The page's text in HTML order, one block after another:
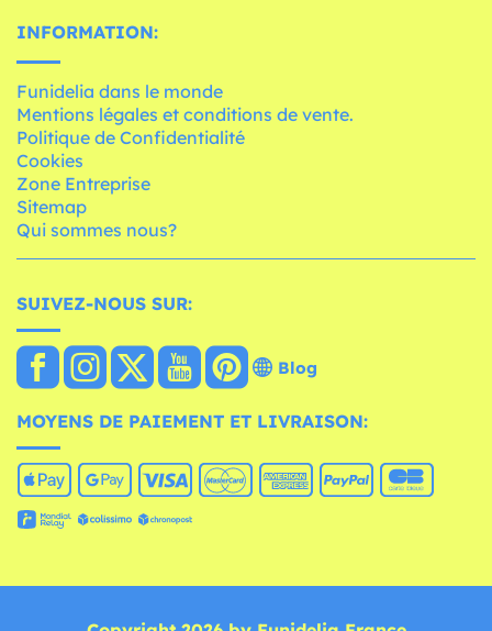
INFORMATION:
Funidelia dans le monde
Mentions légales et conditions de vente.
Politique de Confidentialité
Cookies
Zone Entreprise
Sitemap
Qui sommes nous?
SUIVEZ-NOUS SUR:
Blog
MOYENS DE PAIEMENT ET LIVRAISON: